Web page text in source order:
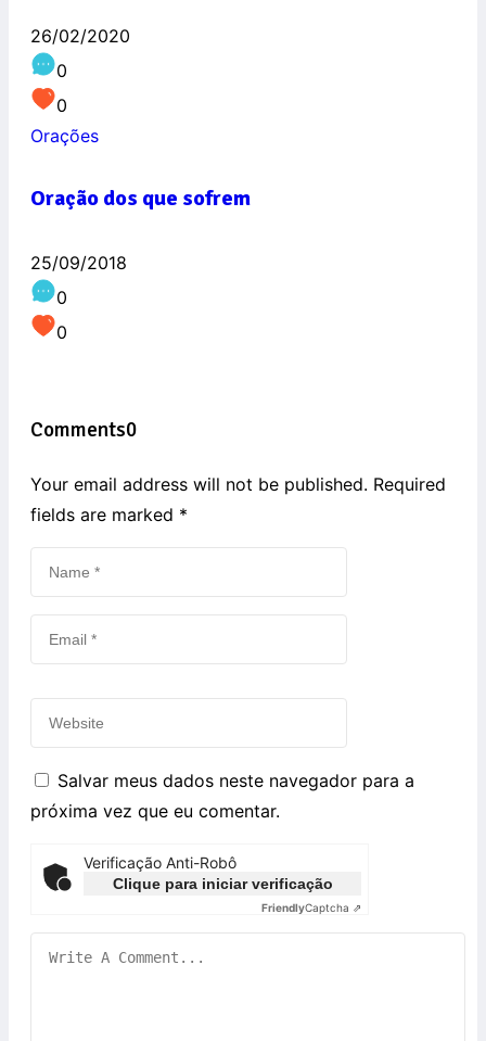
26/02/2020
0
0
Orações
Oração dos que sofrem
25/09/2018
0
0
Comments0
Your email address will not be published. Required
fields are marked *
Salvar meus dados neste navegador para a
próxima vez que eu comentar.
Verificação Anti-Robô
Clique para iniciar verificação
FriendlyCaptcha ⇗